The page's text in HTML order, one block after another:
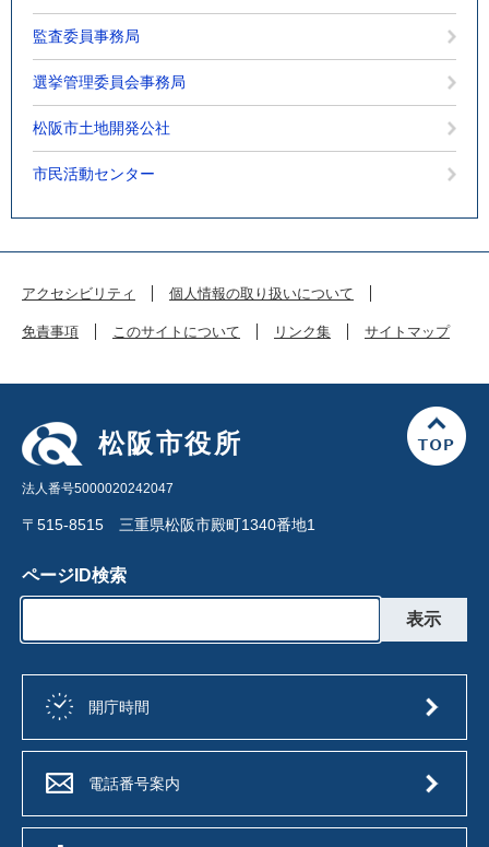
監査委員事務局
選挙管理委員会事務局
松阪市土地開発公社
市民活動センター
アクセシビリティ 個人情報の取り扱いについて
免責事項 このサイトについて リンク集 サイトマップ
松阪市役所
法人番号5000020242047
〒515-8515 三重県松阪市殿町1340番地1
ページID検索
開庁時間
電話番号案内